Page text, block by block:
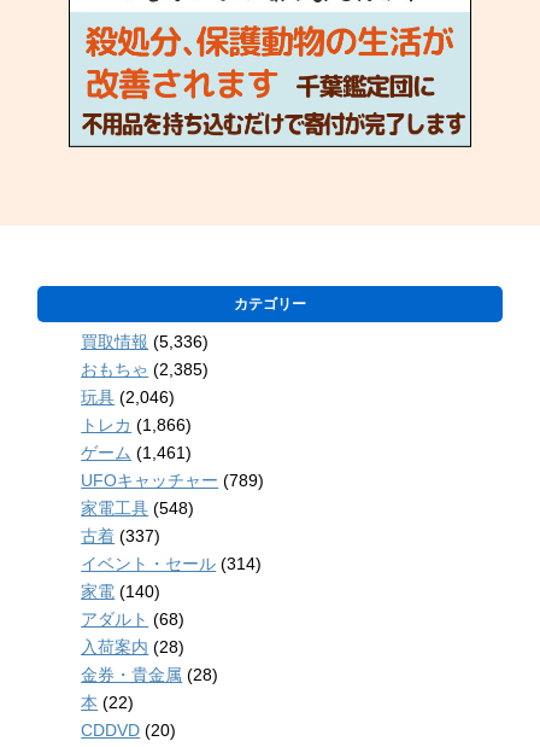
カテゴリー
買取情報 (5,336)
おもちゃ (2,385)
玩具 (2,046)
トレカ (1,866)
ゲーム (1,461)
UFOキャッチャー (789)
家電工具 (548)
古着 (337)
イベント・セール (314)
家電 (140)
アダルト (68)
入荷案内 (28)
金券・貴金属 (28)
本 (22)
CDDVD (20)